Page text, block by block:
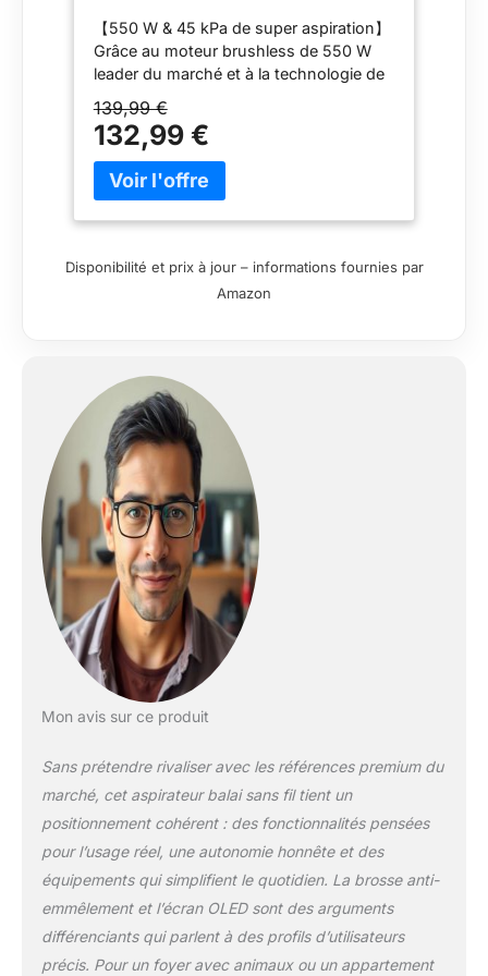
【550 W & 45 kPa de super aspiration】
Grâce au moteur brushless de 550 W
leader du marché et à la technologie de
réduction du bruit, cet aspirateur à
batterie offre une puissance d'aspiration
extraordinaire de 45 kPa. Non
seulement il élimine en profondeur les
poils d'animaux domestiques et les
nourriture pour chiens et la nourriture
pour chats, mais il atteint facilement
aussi la poussière et la saleté dans les
élevés. Permet un nettoyage en
profondeur efficace, protégeant votre
famille et vos animaux de compagnie
des forts bruits (bruit < 62 dB). Batterie
à longue durée de 65 minutes : cet
aspirateur sans fil utilise des batteries
amovibles de grande capacité de 8 x
2500 mAh. Une fois l’aspirateur
complètement chargé (4H), il peut
fonctionner pendant 65 minutes avec
une puissance d’aspiration minimale et
nettoyer en continu pendant 30 minutes
à la puissance d’aspiration maximale,
permettant un nettoyage complet de la
maison sans problème. En fixant le
chargeur au support mural, vous
automatique. Ce magasin prend en
rechange. Brosse anti-nœud en forme
de V : le design structurel de la batterie
pour aspirateur avec dents à peigne et
brosse rotative en forme de V peut
minimiser la possibilité d’emmêler les
cheveux, ce qui convient parfaitement
aux familles avec des animaux
domestiques. Les brosses crantées sur
139,99 €
132,99 €
Disponibilité et prix à jour – informations fournies par
Amazon
Mon avis sur ce produit
Sans prétendre rivaliser avec les références premium du
marché, cet aspirateur balai sans fil tient un
positionnement cohérent : des fonctionnalités pensées
pour l’usage réel, une autonomie honnête et des
équipements qui simplifient le quotidien. La brosse anti-
emmêlement et l’écran OLED sont des arguments
différenciants qui parlent à des profils d’utilisateurs
précis. Pour un foyer avec animaux ou un appartement